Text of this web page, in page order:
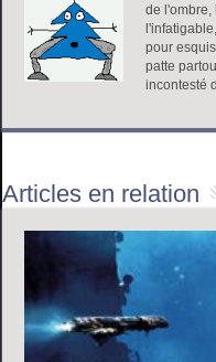
de l'ombre,
pour
patte
incontesté
Articles en relation